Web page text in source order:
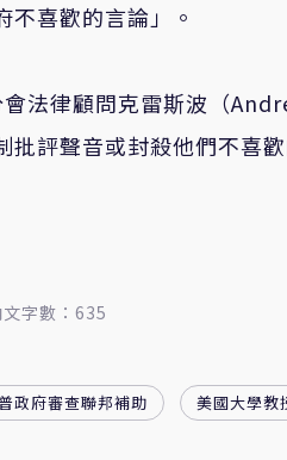
喜歡的言論」。
法律顧問克雷斯波（
評聲音或封殺他們不喜歡
文字數：635
政府審查聯邦補助 美國大學教